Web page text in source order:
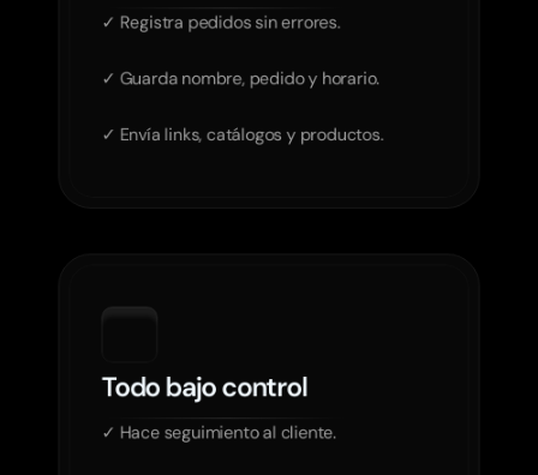
✓ Registra pedidos sin errores.
✓ Guarda nombre, pedido y horario.
Todo bajo control
✓ Hace seguimiento al cliente.